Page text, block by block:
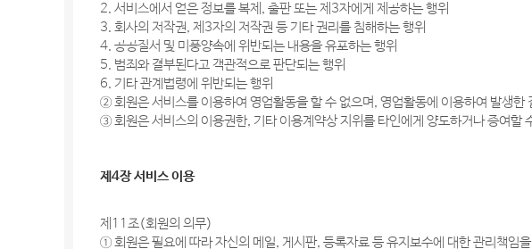
2. 서비스에서 얻은 정보를 복제, 출판 또는 제3자에게 제공하는 행위
3. 회사의 저작권, 제3자의 저작권 등 기타 권리를 침해하는 행위
4. 공공질서 및 미풍양속에 위반되는 내용을 유포하는 행위
5. 범죄와 결부된다고 객관적으로 판단되는 행위
6. 기타 관계법령에 위반되는 행위
② 회원은 서비스를 이용하여 영업활동을 할 수 없으며, 영업활동에 이용하여 발생한
③ 회원은 서비스의 이용권한, 기타 이용계약상 지위를 타인에게 양도하거나 증여할
제4장 서비스 이용
제11조(회원의 의무)
① 회원은 필요에 따라 자신의 메일, 게시판, 등록자료 등 유지보수에 대한 관리책임